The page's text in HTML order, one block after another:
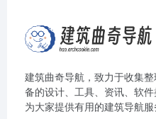
建筑曲奇导航 ，致力于收集
备的设计、工具、资讯、软
为大家提供有用的建筑导航服